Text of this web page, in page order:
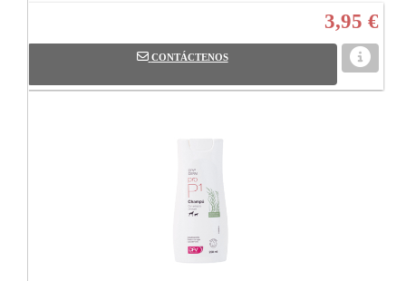
3,95 €
CONTÁCTENOS